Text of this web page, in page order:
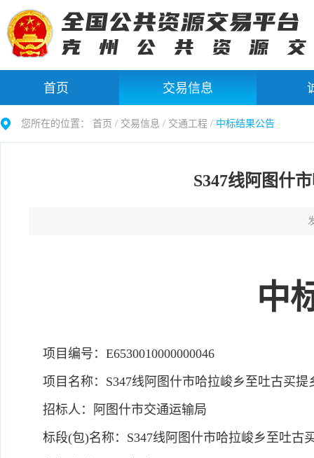
首页 交易信息
您所在的位置： 首页 / 交易信息 / 交通工程 / 中标结果公告
S347线阿图什
中
项目编号：E6530010000000046
项目名称：S347线阿图什市哈拉峻乡至吐古买提
招标人：阿图什市交通运输局
标段(包)名称：S347线阿图什市哈拉峻乡至吐古